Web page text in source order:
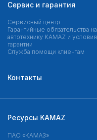
Сервис и гарантия
Сервисный центр
Гарантийные обязательства на
автотехнику KAMAZ и условия
гарантии
Служба помощи клиентам
Контакты
Ресурсы KAMAZ
ПАО «КАМАЗ»